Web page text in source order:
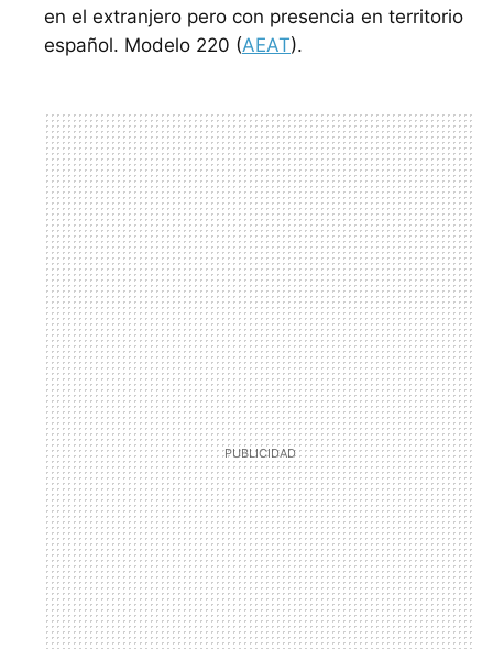
en el extranjero pero con presencia en territorio
español. Modelo 220 (AEAT).